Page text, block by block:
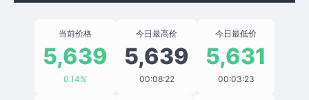
当前价格
5,639
0.14%
今日最高价
5,639
00:08:22
今日最低价
5,631
00:03:23